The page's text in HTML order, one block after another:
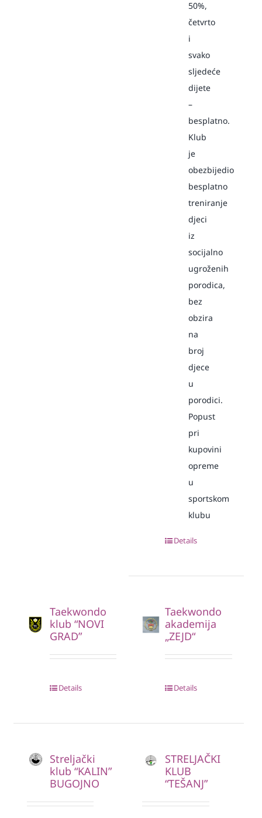
50%,
četvrto
i
svako
sljedeće
dijete
–
besplatno.
Klub
je
obezbijedio
besplatno
treniranje
djeci
iz
socijalno
ugroženih
porodica,
bez
obzira
na
broj
djece
u
porodici.
Popust
pri
kupovini
opreme
u
sportskom
klubu
Details
Taekwondo
klub “NOVI
GRAD”
Details
Taekwondo
akademija
„ZEJD“
Details
Streljački
klub “KALIN”
BUGOJNO
STRELJAČKI
KLUB
“TEŠANJ”